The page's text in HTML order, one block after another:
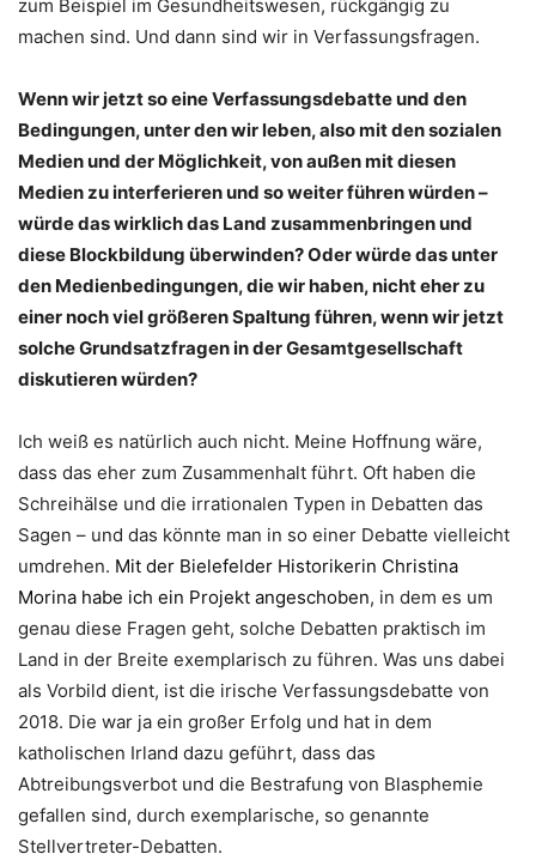
zum Beispiel im Gesundheitswesen, rückgängig zu
machen sind. Und dann sind wir in Verfassungsfragen.
Wenn wir jetzt so eine Verfassungsdebatte und den
Bedingungen, unter den wir leben, also mit den sozialen
Medien und der Möglichkeit, von außen mit diesen
Medien zu interferieren und so weiter führen würden –
würde das wirklich das Land zusammenbringen und
diese Blockbildung überwinden? Oder würde das unter
den Medienbedingungen, die wir haben, nicht eher zu
einer noch viel größeren Spaltung führen, wenn wir jetzt
solche Grundsatzfragen in der Gesamtgesellschaft
diskutieren würden?
Ich weiß es natürlich auch nicht. Meine Hoffnung wäre,
dass das eher zum Zusammenhalt führt. Oft haben die
Schreihälse und die irrationalen Typen in Debatten das
Sagen – und das könnte man in so einer Debatte vielleicht
umdrehen. Mit der Bielefelder Historikerin Christina
Morina habe ich ein Projekt angeschoben, in dem es um
genau diese Fragen geht, solche Debatten praktisch im
Land in der Breite exemplarisch zu führen. Was uns dabei
als Vorbild dient, ist die irische Verfassungsdebatte von
2018. Die war ja ein großer Erfolg und hat in dem
katholischen Irland dazu geführt, dass das
Abtreibungsverbot und die Bestrafung von Blasphemie
gefallen sind, durch exemplarische, so genannte
Stellvertreter-Debatten.